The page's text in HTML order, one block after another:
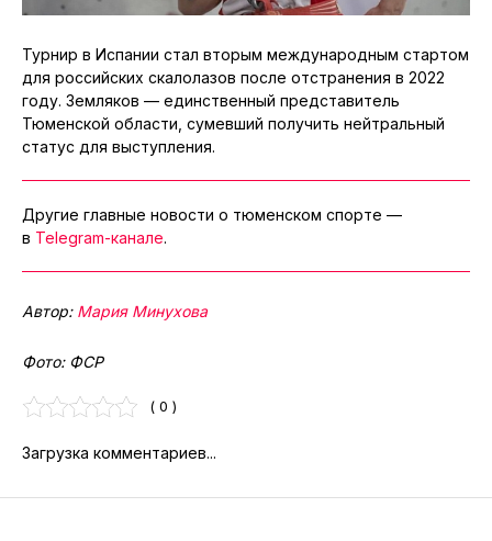
Турнир в Испании стал вторым международным стартом
для российских скалолазов после отстранения в 2022
году. Земляков — единственный представитель
Тюменской области, сумевший получить нейтральный
статус для выступления.
Другие главные новости о тюменском спорте —
в Telegram-канале.
Автор: Мария Минухова
Фото: ФСР
( 0 )
Загрузка комментариев...